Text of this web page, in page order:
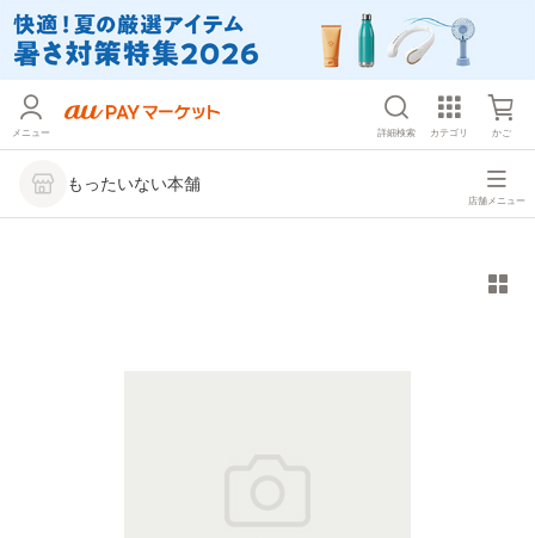
メニュー 詳細検索 カテゴリ かご
もったいない本舗
店舗メニュー